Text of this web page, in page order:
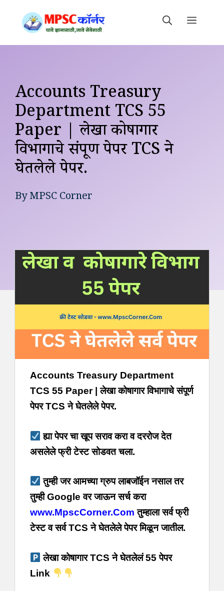
content
Accounts Treasury
Department TCS 55
Paper | लेखा कोषागार
विभागाचे संपूर्ण पेपर TCS ने
घेतलेले पेपर.
ByMPSC Corner
Accounts Treasury Department
TCS 55 Paper | लेखा कोषागार विभागाचे संपूर्ण
पेपर TCS ने घेतलेले पेपर.
ह्या पेपर चा खूप सराव करा व दररोज देत
असलेले फ्री टेस्ट सोडवत चला.
तुम्ही जर आमच्या ग्रुप लाबजॉईन नसाल तर
तुम्ही Google वर जाऊन सर्च करा
www.MpscCorner.Com तुम्हाला सर्व फ्री
टेस्ट व सर्व TCS ने घेतलेले पेपर मिळून जातील.
लेखा कोषागार TCS ने घेतलेलं 55 पेपर
Link